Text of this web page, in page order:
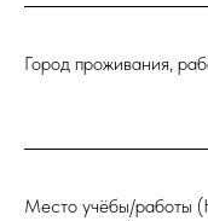
Город проживания,
Место учёбы/работы